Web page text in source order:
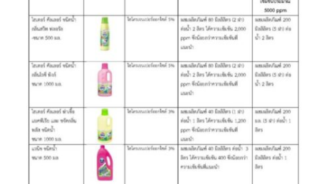
ฮักปัวโฮเทล
เพลินใจ โฮมสเตย์
เฮือนกว่าง
เฮือนสล่า โฮมสเตย์
โกโก้วัลเล่ย์รีสอร์ท
โบทานิกการ์เดนน่าน เกสเฮาส์